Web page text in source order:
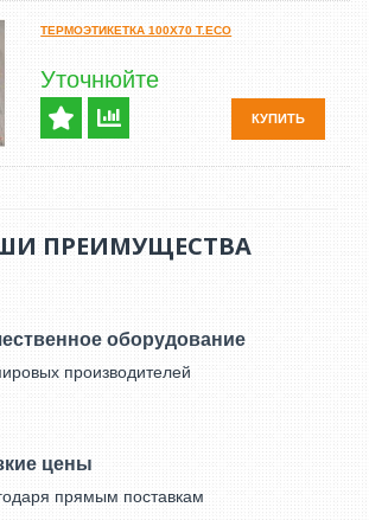
ТЕРМОЭТИКЕТКА 100Х70 T.ECO
Уточнюйте
КУПИТЬ
ПРЕИМУЩЕСТВА
оборудование
производителей
цены
прямым поставкам